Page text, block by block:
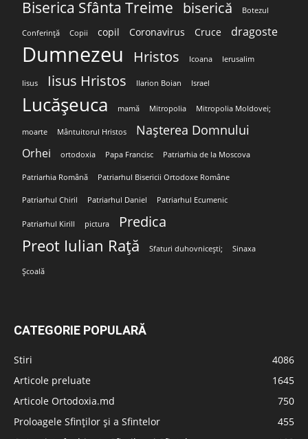
Biserica Sfânta Treime biserică Botezul
Conferință Copii copil Coronavirus Cruce dragoste
Dumnezeu Hristos Icoana Ierusalim
Iisus Iisus Hristos Ilarion Boian Israel
Lucășeuca mamă Mitropolia Mitropolia Moldovei;
moarte Mântuitorul Hristos Nașterea Domnului
Orhei ortodoxia Papa Francisc Patriarhia de la Moscova
Patriarhia Română Patriarhul Bisericii Ortodoxe Române
Patriarhul Chiril Patriarhul Daniel Patriarhul Ecumenic
Patriarhul Kirill pictura Predica
Preot Iulian Rață Sfaturi duhovnicești; Sinaxa
Școală
CATEGORIE POPULARĂ
Stiri
4086
Articole preluate
1645
Articole Ortodoxia.md
750
Proloagele Sfinților și a Sfintelor
455